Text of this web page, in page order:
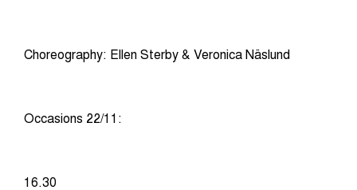
Choreography: Ellen Sterby & Veronica Näslund
Occasions 22/11:
16.30